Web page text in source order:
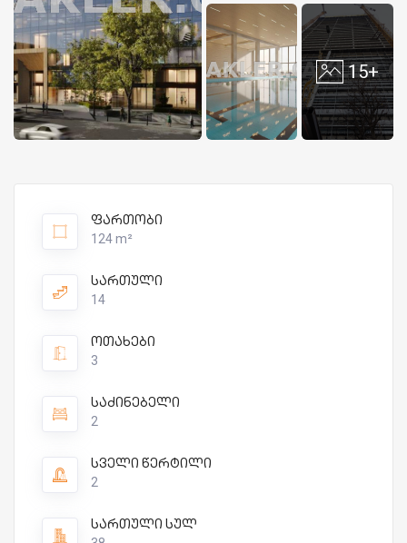
15+
ფართობი
124 m²
სართული
14
ოთახები
3
საძინებელი
2
სველი წერტილი
2
სართული სულ